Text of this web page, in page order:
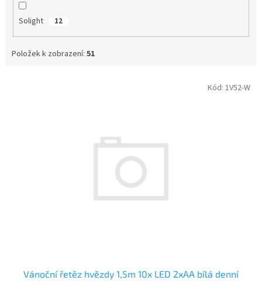
Solight 12
Položek k zobrazení: 51
Vánoční řetěz hvězdy 1,5m 10x LED 2xAA bílá denní
Kód: 1V52-W